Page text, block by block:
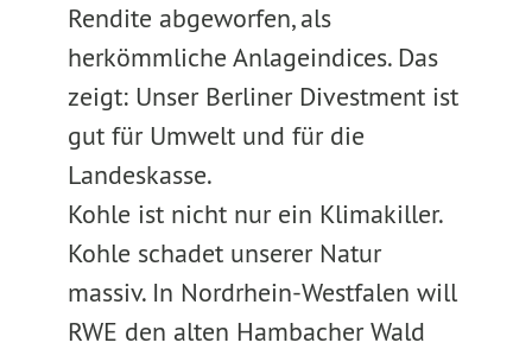
Rendite abgeworfen, als
herkömmliche Anlageindices. Das
zeigt: Unser Berliner Divestment ist
gut für Umwelt und für die
Landeskasse.
Kohle ist nicht nur ein Klimakiller.
Kohle schadet unserer Natur
massiv. In Nordrhein-Westfalen will
RWE den alten Hambacher Wald